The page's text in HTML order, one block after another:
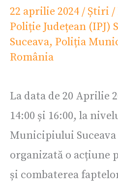
22 aprilie 2024 / Știri /
Poliție Județean (IPJ)
Suceava, Poliția
România
La data de 20 Aprilie
14:00 și 16:00, la
Municipiului
organizată o acțiune
și combaterea